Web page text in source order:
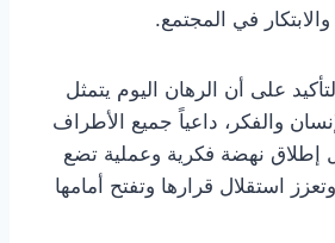
في المجتمع.
على أن الرهان اليوم يتمثل
والفكر، داعياً جميع الأطراف
إطلاق نهضة فكرية وعملية تضع
استقلال قرارها وتفتح أمامها